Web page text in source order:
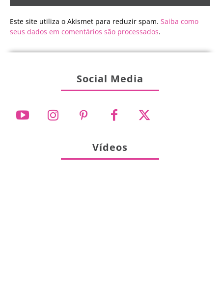
Este site utiliza o Akismet para reduzir spam. Saiba como
seus dados em comentários são processados.
Social Media
Vídeos